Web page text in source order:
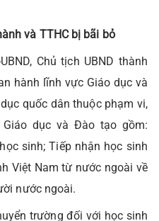
và TTHC bị bãi bỏ
Chủ tịch UBND thành
hành lĩnh vực Giáo dục và
quốc dân thuộc phạm vi,
dục và Đào tạo gồm:
sinh; Tiếp nhận học sinh
Việt Nam từ nước ngoài về
nước ngoài.
trường đối với học sinh